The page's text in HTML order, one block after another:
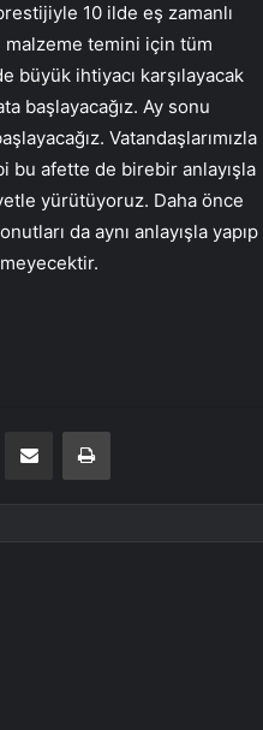
10 ilde eş zamanlı
malzeme temini için tüm
büyük ihtiyacı karşılayacak
başlayacağız. Ay sonu
Vatandaşlarımızla
afette de birebir anlayışla
yürütüyoruz. Daha önce
da aynı anlayışla yapıp
E-Posta ile paylaş Yazdır